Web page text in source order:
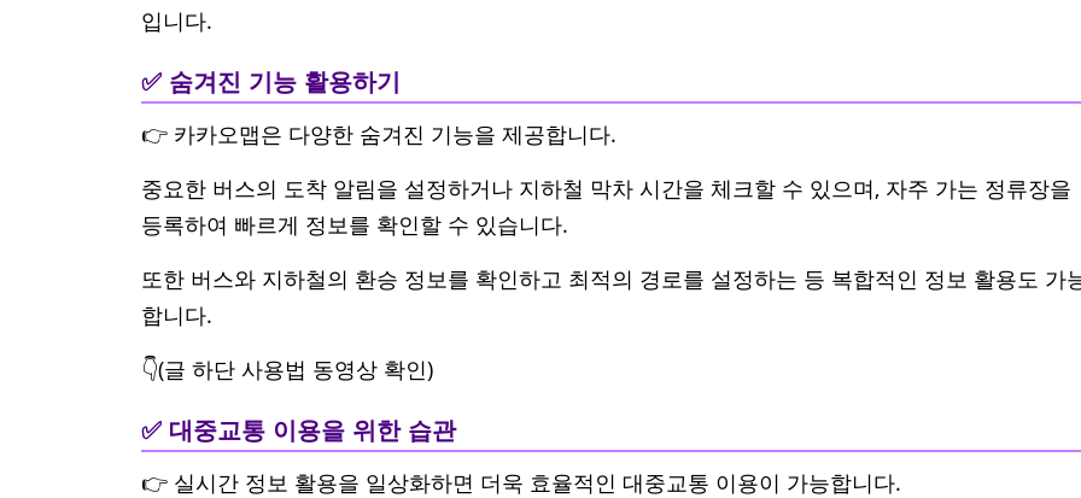
입니다.
✅ 숨겨진 기능 활용하기
👉 카카오맵은 다양한 숨겨진 기능을 제공합니다.
중요한 버스의 도착 알림을 설정하거나 지하철 막차 시간을 체크할 수 있으며, 자주 가는 정류장을
등록하여 빠르게 정보를 확인할 수 있습니다.
또한 버스와 지하철의 환승 정보를 확인하고 최적의 경로를 설정하는 등 복합적인 정보 활용도 가
합니다.
👇(글 하단 사용법 동영상 확인)
✅ 대중교통 이용을 위한 습관
👉 실시간 정보 활용을 일상화하면 더욱 효율적인 대중교통 이용이 가능합니다.